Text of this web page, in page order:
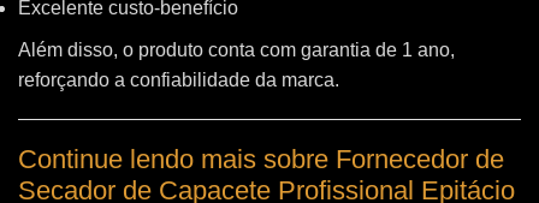
Excelente custo-benefício
Além disso, o produto conta com garantia de 1 ano,
reforçando a confiabilidade da marca.
Continue lendo mais sobre Fornecedor de
Secador de Capacete Profissional Epitácio